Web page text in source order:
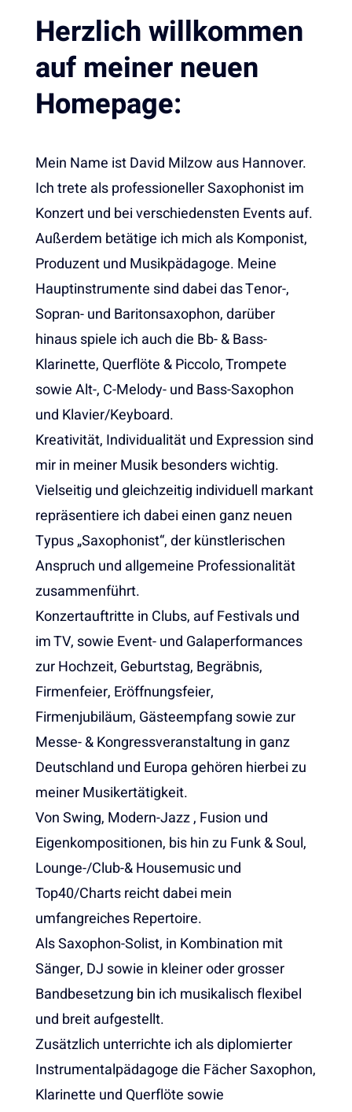
Herzlich willkommen
auf meiner neuen
Homepage:
Mein Name ist David Milzow aus Hannover.
Ich trete als professioneller Saxophonist im
Konzert und bei verschiedensten Events auf.
Außerdem betätige ich mich als Komponist,
Produzent und Musikpädagoge. Meine
Hauptinstrumente sind dabei das Tenor-,
Sopran- und Baritonsaxophon, darüber
hinaus spiele ich auch die Bb- & Bass-
Klarinette, Querflöte & Piccolo, Trompete
sowie Alt-, C-Melody- und Bass-Saxophon
und Klavier/Keyboard.
Kreativität, Individualität und Expression sind
mir in meiner Musik besonders wichtig.
Vielseitig und gleichzeitig individuell markant
repräsentiere ich dabei einen ganz neuen
Typus „Saxophonist“, der künstlerischen
Anspruch und allgemeine Professionalität
zusammenführt.
Konzertauftritte in Clubs, auf Festivals und
im TV, sowie Event- und Galaperformances
zur Hochzeit, Geburtstag, Begräbnis,
Firmenfeier, Eröffnungsfeier,
Firmenjubiläum, Gästeempfang sowie zur
Messe- & Kongressveranstaltung in ganz
Deutschland und Europa gehören hierbei zu
meiner Musikertätigkeit.
Von Swing, Modern-Jazz , Fusion und
Eigenkompositionen, bis hin zu Funk & Soul,
Lounge-/Club-& Housemusic und
Top40/Charts reicht dabei mein
umfangreiches Repertoire.
Als Saxophon-Solist, in Kombination mit
Sänger, DJ sowie in kleiner oder grosser
Bandbesetzung bin ich musikalisch flexibel
und breit aufgestellt.
Zusätzlich unterrichte ich als diplomierter
Instrumentalpädagoge die Fächer Saxophon,
Klarinette und Querflöte sowie